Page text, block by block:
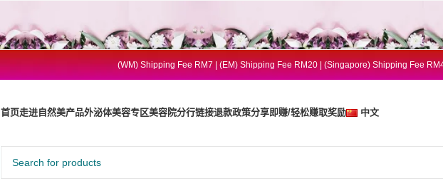
(WM) Shipping Fee RM7 | (EM) Shipping Fee RM20 | (Singapore) Shipping Fee
首页走进自然美产品外泌体美容专区美容院分行链接退款政策分享即赚/轻松赚取奖励 中文